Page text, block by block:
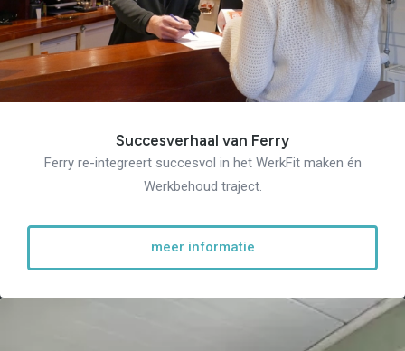
Succesverhaal van Ferry
Ferry re-integreert succesvol in het WerkFit maken én
Werkbehoud traject.
meer informatie